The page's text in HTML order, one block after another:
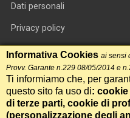
Dati personali
Privacy policy
Informativa cookie
RSS feed
RSS Top News
Contatti
Informativa Cookies ai sensi
Provv. Garante n.229 08/05/2014 e
Ti informiamo che, per
questo sito fa uso di:
di terze parti, cookie di
(personalizzazione degli